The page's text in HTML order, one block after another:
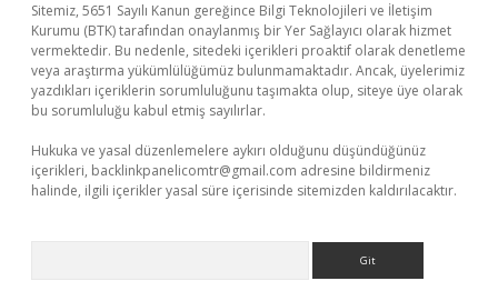
Sitemiz, 5651 Sayılı Kanun gereğince Bilgi Teknolojileri ve İletişim
Kurumu (BTK) tarafından onaylanmış bir Yer Sağlayıcı olarak hizmet
vermektedir. Bu nedenle, sitedeki içerikleri proaktif olarak denetleme
veya araştırma yükümlülüğümüz bulunmamaktadır. Ancak, üyelerimiz
yazdıkları içeriklerin sorumluluğunu taşımakta olup, siteye üye olarak
bu sorumluluğu kabul etmiş sayılırlar.
Hukuka ve yasal düzenlemelere aykırı olduğunu düşündüğünüz
içerikleri, backlinkpanelicomtr@gmail.com adresine bildirmeniz
halinde, ilgili içerikler yasal süre içerisinde sitemizden kaldırılacaktır.